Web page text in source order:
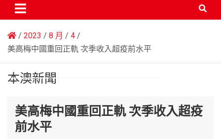
2023 8 月
4
美高梅中國重回正軌 次季收入超疫前水平
本澳新聞
美高梅中國重回正軌 次季收入超疫
前水平